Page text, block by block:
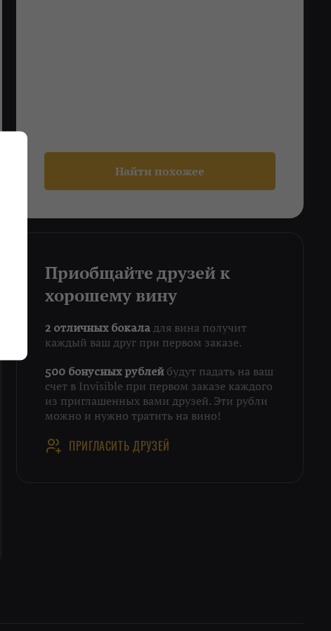
Найти похожее
Приобщайте друзей к
хорошему вину
2 отличных бокала для вина получит
каждый ваш друг при первом заказе.
500 бонусных рублейбудут падать на ваш
счет в Invisible при первом заказе каждого
из приглашенных вами друзей. Эти рубли
можно и нужно тратить на вино!
ПРИГЛАСИТЬ ДРУЗЕЙ